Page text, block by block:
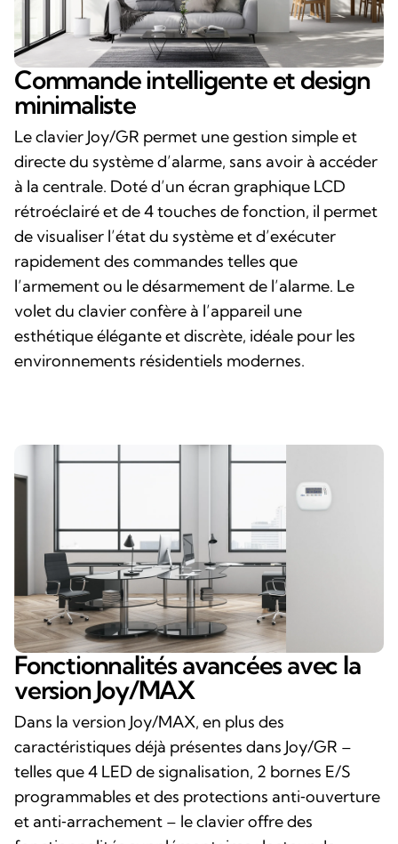
Commande intelligente et design
minimaliste
Le clavier Joy/GR permet une gestion simple et
directe du système d’alarme, sans avoir à accéder
à la centrale. Doté d’un écran graphique LCD
rétroéclairé et de 4 touches de fonction, il permet
de visualiser l’état du système et d’exécuter
rapidement des commandes telles que
l’armement ou le désarmement de l’alarme. Le
volet du clavier confère à l’appareil une
esthétique élégante et discrète, idéale pour les
environnements résidentiels modernes.
Fonctionnalités avancées avec la
version Joy/MAX
Dans la version Joy/MAX, en plus des
caractéristiques déjà présentes dans Joy/GR –
telles que 4 LED de signalisation, 2 bornes E/S
programmables et des protections anti‑ouverture
et anti‑arrachement – le clavier offre des